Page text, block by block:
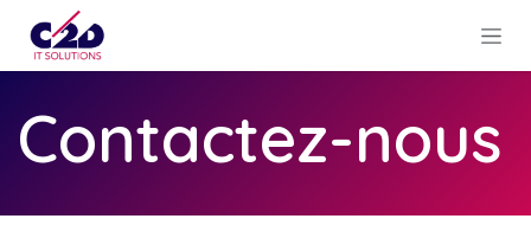
Se rendre au contenu
Contactez-nous